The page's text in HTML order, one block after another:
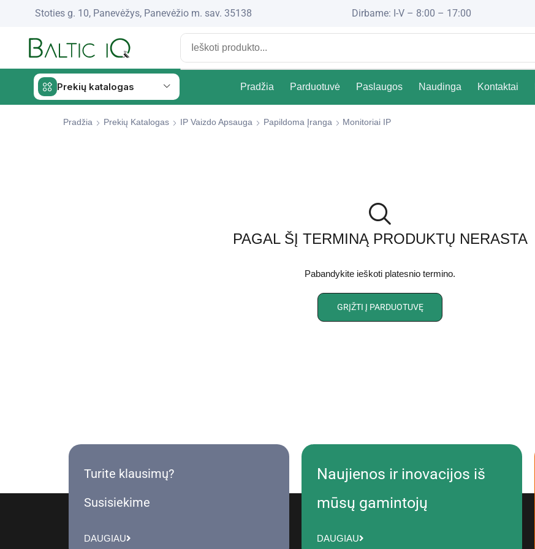
Stoties g. 10, Panevėžys, Panevėžio m. sav. 35138 Dirbame: I-V – 8:00 – 17:00
Prekių katalogas Pradžia Parduotuvė Paslaugos Naudinga Kontaktai
Pradžia Prekių Katalogas IP Vaizdo Apsauga Papildoma Įranga Monitoriai IP
PAGAL ŠĮ TERMINĄ PRODUKTŲ NERASTA
Pabandykite ieškoti platesnio termino.
GRĮŽTI Į PARDUOTUVĘ
Turite klausimų?
Susisiekime
DAUGIAU
Naujienos ir inovacijos iš
mūsų gamintojų
DAUGIAU